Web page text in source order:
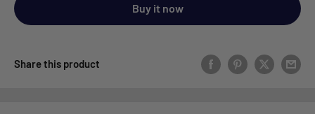
Buy it now
Share this product